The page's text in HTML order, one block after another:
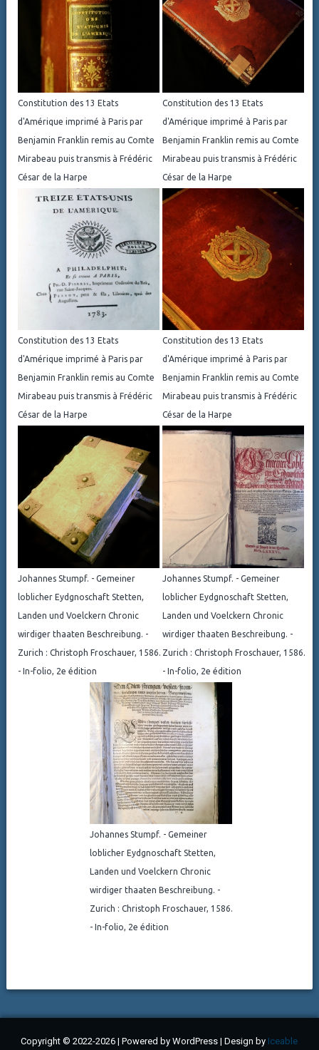
Constitution des 13 Etats
d'Amérique imprimé à Paris par
Benjamin Franklin remis au Comte
Mirabeau puis transmis à Frédéric
César de la Harpe
Constitution des 13 Etats
d'Amérique imprimé à Paris par
Benjamin Franklin remis au Comte
Mirabeau puis transmis à Frédéric
César de la Harpe
Constitution des 13 Etats
d'Amérique imprimé à Paris par
Benjamin Franklin remis au Comte
Mirabeau puis transmis à Frédéric
César de la Harpe
Constitution des 13 Etats
d'Amérique imprimé à Paris par
Benjamin Franklin remis au Comte
Mirabeau puis transmis à Frédéric
César de la Harpe
Johannes Stumpf. - Gemeiner
loblicher Eydgnoschaft Stetten,
Landen und Voelckern Chronic
wirdiger thaaten Beschreibung. -
Zurich : Christoph Froschauer, 1586.
- In-folio, 2e édition
Johannes Stumpf. - Gemeiner
loblicher Eydgnoschaft Stetten,
Landen und Voelckern Chronic
wirdiger thaaten Beschreibung. -
Zurich : Christoph Froschauer, 1586.
- In-folio, 2e édition
Johannes Stumpf. - Gemeiner
loblicher Eydgnoschaft Stetten,
Landen und Voelckern Chronic
wirdiger thaaten Beschreibung. -
Zurich : Christoph Froschauer, 1586.
- In-folio, 2e édition
Copyright © 2022-2026 | Powered by WordPress | Design by Iceable